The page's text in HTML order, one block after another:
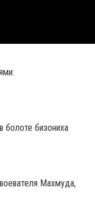
болоте бизониха
Махмуда,